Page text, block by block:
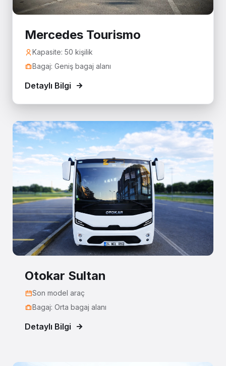
Mercedes Tourismo
Kapasite: 50 kişilik
Bagaj: Geniş bagaj alanı
Detaylı Bilgi
Otokar Sultan
Son model araç
Bagaj: Orta bagaj alanı
Detaylı Bilgi